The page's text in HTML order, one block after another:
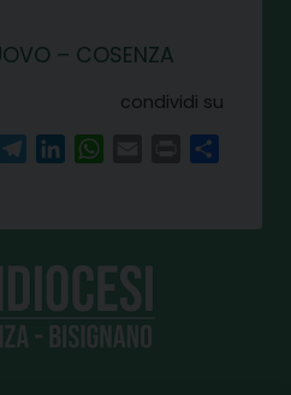
– COSENZA
condividi su
TelegramLinkedInWhatsAppPrint